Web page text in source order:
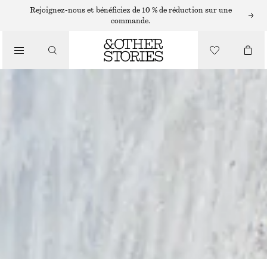
Rejoignez-nous et bénéficiez de 10 % de réduction sur une
commande.